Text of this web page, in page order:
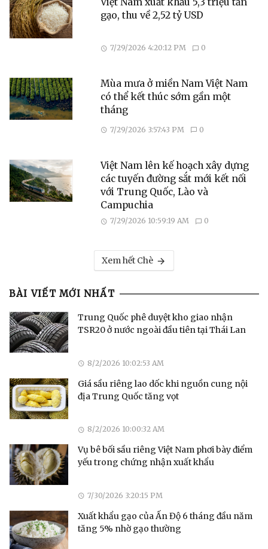
gạo, thu về 2,52 tỷ USD
7/29/2026 4:20:12 PM 0
Mùa mưa ở miền Nam Việt Nam
có thể kết thúc sớm gần một
tháng
7/29/2026 3:57:43 PM 0
Việt Nam lên kế hoạch xây dựng
các tuyến đường sắt mới kết nối
với Trung Quốc, Lào và
Campuchia
7/29/2026 10:59:19 AM 0
Xem hết Chè
BÀI VIẾT MỚI NHẤT
Trung Quốc phê duyệt kho giao nhận
TSR20 ở nước ngoài đầu tiên tại Thái Lan
8/2/2026 10:02:53 AM
Giá sầu riêng lao dốc khi nguồn cung nội
địa Trung Quốc tăng vọt
8/2/2026 10:00:32 AM
Vụ bê bối sầu riêng Việt Nam phơi bày điểm
yếu trong chứng nhận xuất khẩu
7/30/2026 3:20:15 PM
Xuất khẩu gạo của Ấn Độ 6 tháng đầu năm
tăng 5% nhờ gạo thường